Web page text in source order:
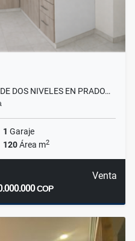
DOS NIVELES EN PRADO…
1 Garaje
120Área m2
Venta
COP